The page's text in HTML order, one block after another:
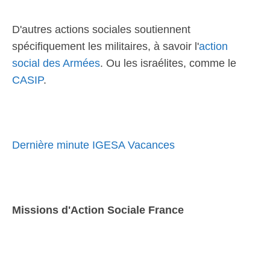
D'autres actions sociales soutiennent
spécifiquement les militaires, à savoir l'action
social des Armées. Ou les israélites, comme le
CASIP.
Dernière minute IGESA Vacances
Missions d'Action Sociale France